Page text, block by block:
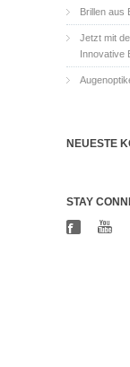
Brillen aus
Jetzt mit
Innovative
NEUESTE
STAY